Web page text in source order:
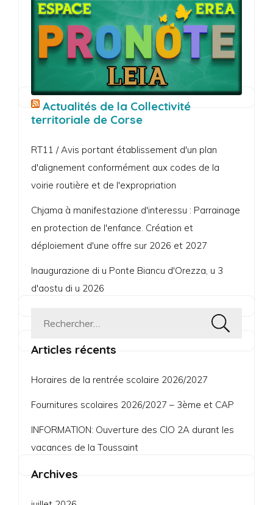
Actualités de la Collectivité
territoriale de Corse
RT11 / Avis portant établissement d'un plan
d'alignement conformément aux codes de la
voirie routière et de l'expropriation
Chjama à manifestazione d'interessu : Parrainage
en protection de l'enfance. Création et
déploiement d'une offre sur 2026 et 2027
Inaugurazione di u Ponte Biancu d'Orezza, u 3
d'aostu di u 2026
Rechercher :
Articles récents
Horaires de la rentrée scolaire 2026/2027
Fournitures scolaires 2026/2027 – 3ème et CAP
INFORMATION: Ouverture des CIO 2A durant les
vacances de la Toussaint
Archives